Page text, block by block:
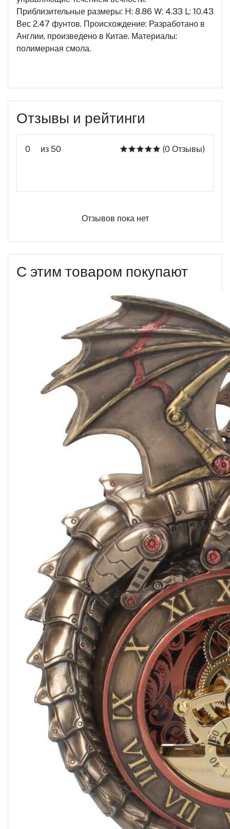
Приблизительные размеры: H: 8.86 W: 4.33 L: 10.43
Вес 2.47 фунтов. Происхождение: Разработано в
Англии, произведено в Китае. Материалы:
полимерная смола.
Отзывы и рейтинги
0 из 50 (0 Отзывы)
Отзывов пока нет
С этим товаром покупают